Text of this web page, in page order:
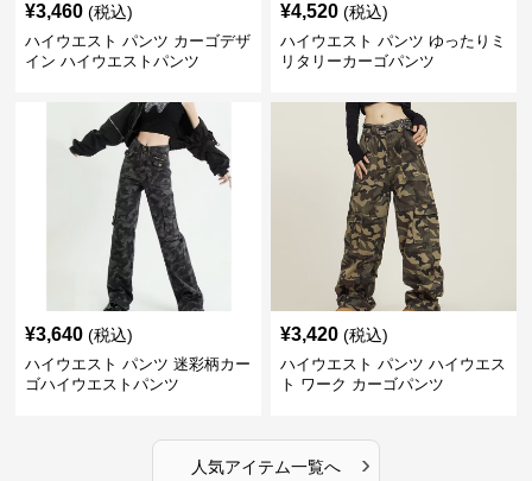
¥3,460 (税込)
ハイウエスト パンツ カーゴデザ
イン ハイウエストパンツ
¥4,520 (税込)
ハイウエスト パンツ ゆったりミ
リタリーカーゴパンツ
¥3,640 (税込)
ハイウエスト パンツ 迷彩柄カー
ゴハイウエストパンツ
¥3,420 (税込)
ハイウエスト パンツ ハイウエス
ト ワーク カーゴパンツ
人気アイテム一覧へ ›